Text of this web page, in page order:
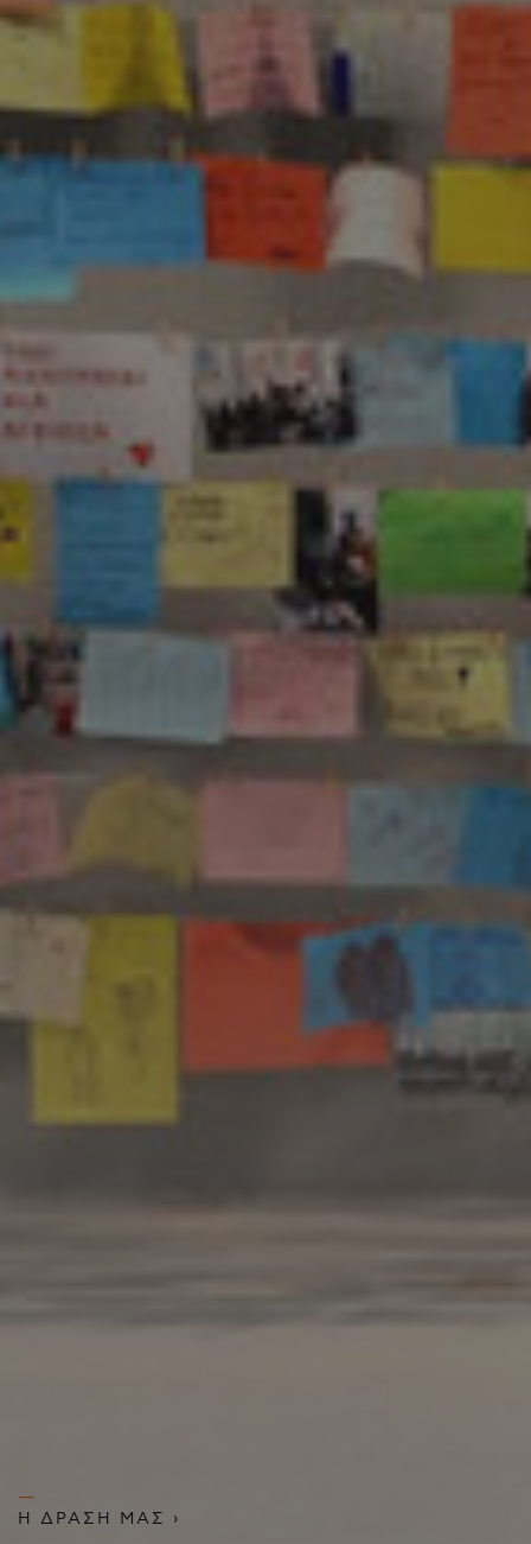
Η ΔΡΑΣΗ ΜΑΣ ›